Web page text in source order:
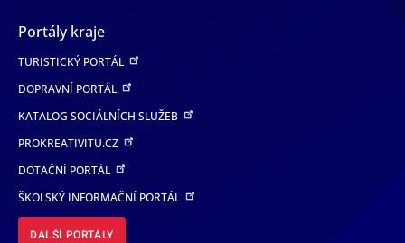
Portály kraje
TURISTICKÝ PORTÁL
DOPRAVNÍ PORTÁL
KATALOG SOCIÁLNÍCH SLUŽEB
PROKREATIVITU.CZ
DOTAČNÍ PORTÁL
ŠKOLSKÝ INFORMAČNÍ PORTÁL
DALŠÍ PORTÁLY